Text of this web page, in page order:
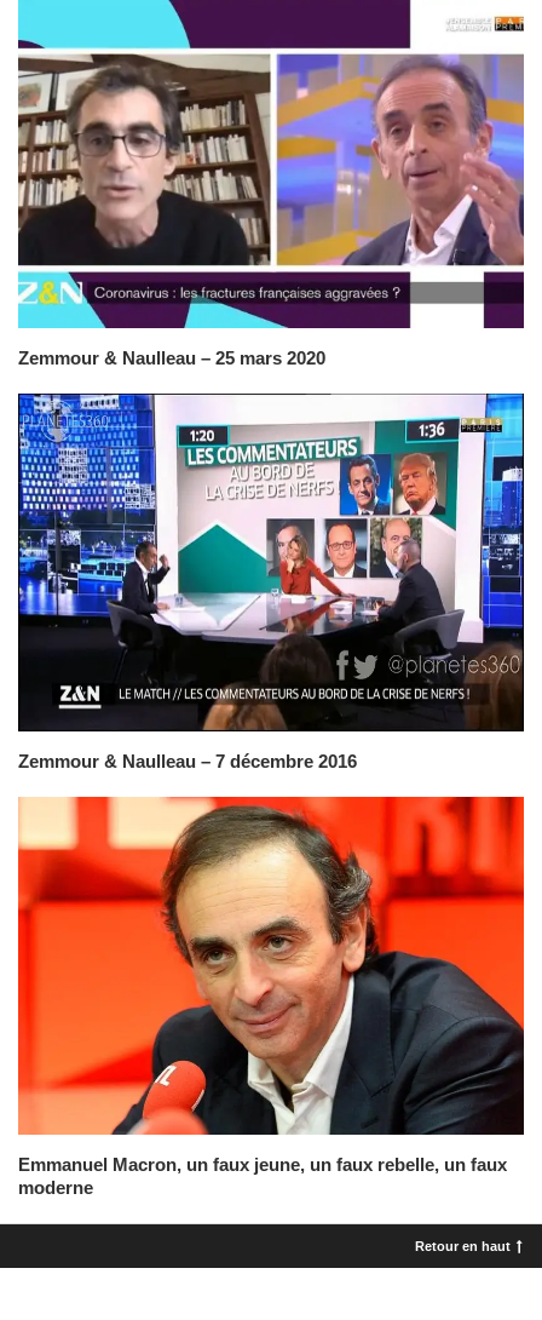
Zemmour & Naulleau – 25 mars 2020
Zemmour & Naulleau – 7 décembre 2016
Emmanuel Macron, un faux jeune, un faux rebelle, un faux
moderne
Retour en haut